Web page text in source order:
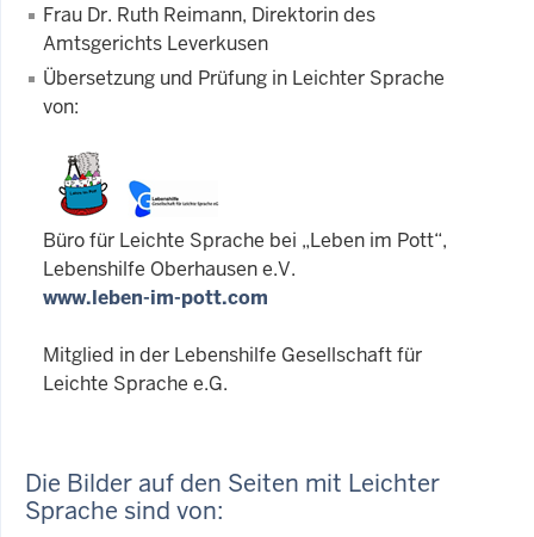
Frau Dr. Ruth Reimann, Direktorin des
Amtsgerichts Leverkusen
Übersetzung und Prüfung in Leichter Sprache
von:
Büro für Leichte Sprache bei „Leben im Pott“,
Lebenshilfe Oberhausen e.V.
www.leben-im-pott.com
Mitglied in der Lebenshilfe Gesellschaft für
Leichte Sprache e.G.
Die Bilder auf den Seiten mit Leichter
Sprache sind von: